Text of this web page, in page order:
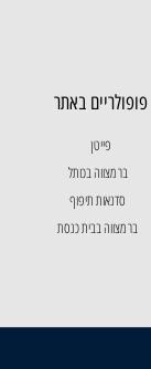
פופולריים באתר
פייטן
בר מצווה בכותל
סדנאות תיפוף
בר מצווה בבית כנסת